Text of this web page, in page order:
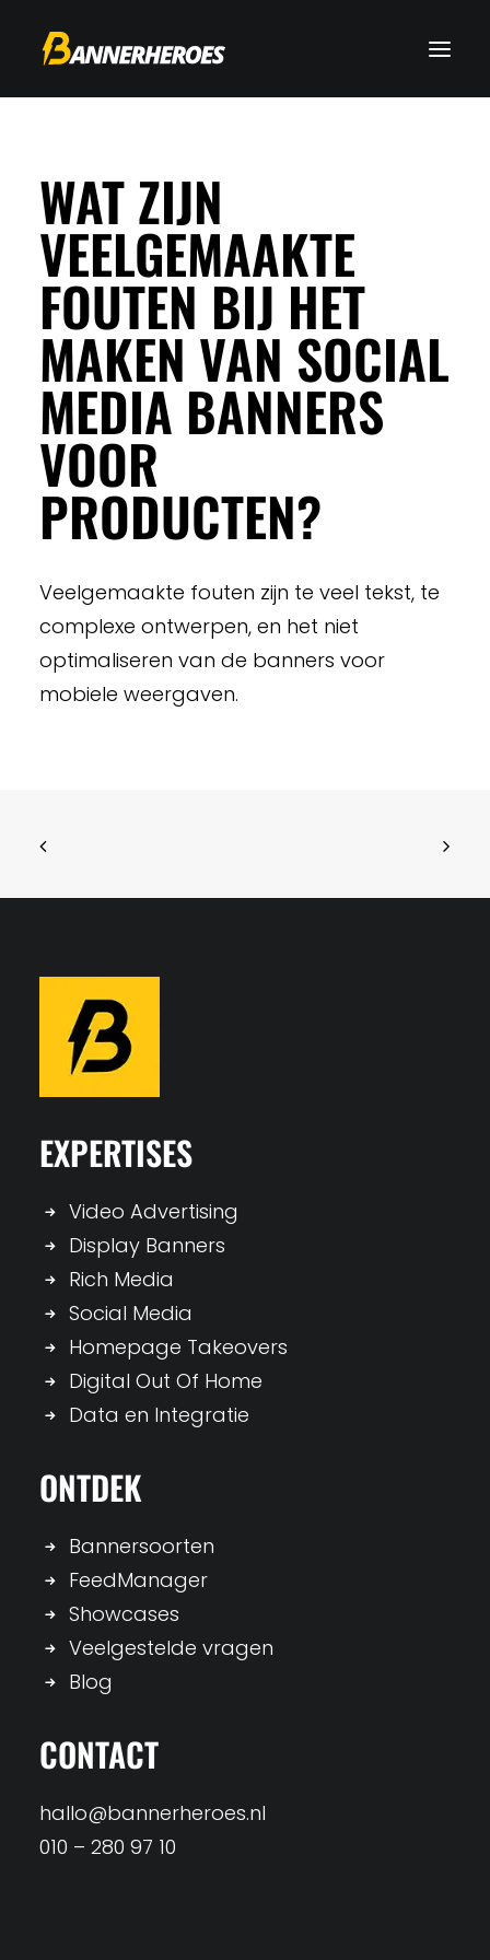
WAT ZIJN
VEELGEMAAKTE
FOUTEN BIJ HET
MAKEN VAN SOCIAL
MEDIA BANNERS
VOOR
PRODUCTEN?
Veelgemaakte fouten zijn te veel tekst, te
complexe ontwerpen, en het niet
optimaliseren van de banners voor
mobiele weergaven.
EXPERTISES
Video Advertising
Display Banners
Rich Media
Social Media
Homepage Takeovers
Digital Out Of Home
Data en Integratie
ONTDEK
Bannersoorten
FeedManager
Showcases
Veelgestelde vragen
Blog
CONTACT
hallo@bannerheroes.nl
010 – 280 97 10